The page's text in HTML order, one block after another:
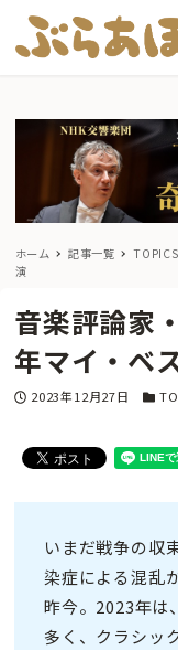
ホーム 記事一覧 TOPICS
演
音楽評論家
年マイ・ベ
投稿日
2023年12月27日 カテ
いまだ戦争の収
染症による混乱
昨今。2023年は
多く、クラシッ